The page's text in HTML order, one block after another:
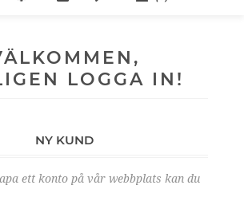
LOGGA IN!
NY KUND
ett konto på vår webbplats kan du